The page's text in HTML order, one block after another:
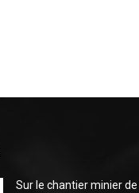
Sur le chantier minier de